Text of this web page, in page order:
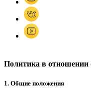
Политика в отношении
1. Общие положения